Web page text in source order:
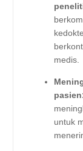
medis.
untuk